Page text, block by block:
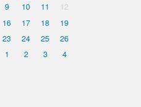
9 10 11
12
16 17 18
19
23 24 25
26
1 2 3 4